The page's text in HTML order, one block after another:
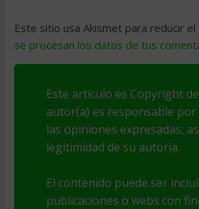
Este sitio usa Akismet para reducir el
se procesan los datos de tus
Este artículo es Copyright
autor(a) es responsable
las opiniones expresadas,
legitimidad de su autoría.
El contenido puede ser
publicaciones o webs con